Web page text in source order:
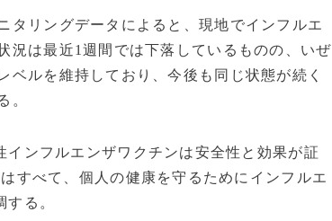
タリングデータによると、現地でインフルエ
況は最近1週間では下落しているものの、いぜ
ベルを維持しており、今後も同じ状態が続く
。
ンフルエンザワクチンは安全性と効果が証
すべて、個人の健康を守るためにインフルエ
する。